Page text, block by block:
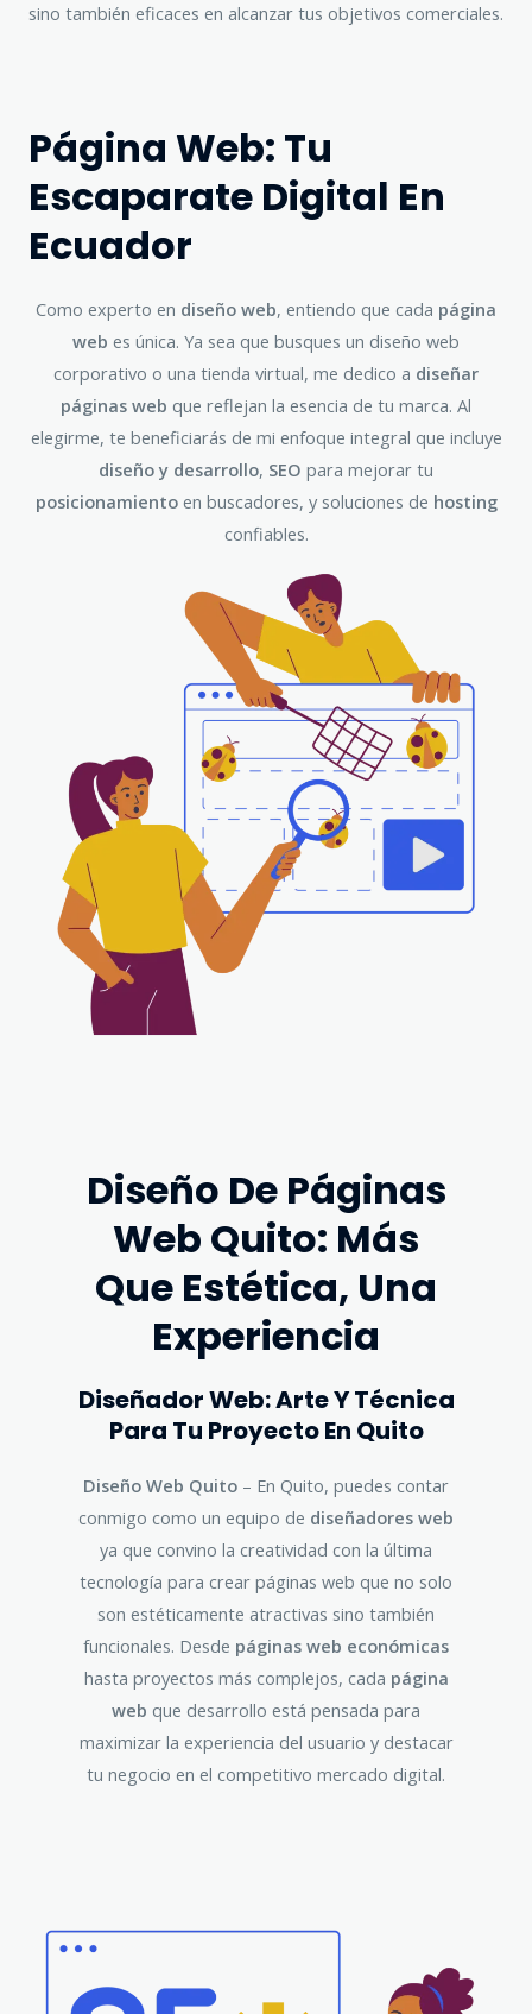
sino también eficaces en alcanzar tus objetivos comerciales.
Página Web: Tu
Escaparate Digital En
Ecuador
Como experto en diseño web, entiendo que cada página
web es única. Ya sea que busques un diseño web
corporativo o una tienda virtual, me dedico a diseñar
páginas web que reflejan la esencia de tu marca. Al
elegirme, te beneficiarás de mi enfoque integral que incluye
diseño y desarrollo, SEO para mejorar tu
posicionamientoen buscadores, y soluciones de hosting
confiables.
Diseño De Páginas
Web Quito: Más
Que Estética, Una
Experiencia
Diseñador Web: Arte Y Técnica
Para Tu Proyecto En Quito
Diseño Web Quito – En Quito, puedes contar
conmigo como un equipo de diseñadores web
ya que convino la creatividad con la última
tecnología para crear páginas web que no solo
son estéticamente atractivas sino también
funcionales. Desde páginas web económicas
hasta proyectos más complejos, cada página
web que desarrollo está pensada para
maximizar la experiencia del usuario y destacar
tu negocio en el competitivo mercado digital.